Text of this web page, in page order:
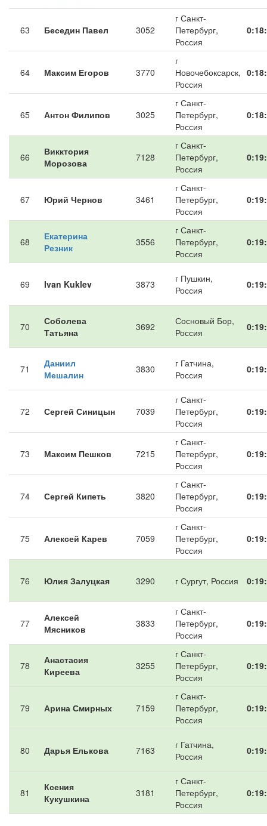
63 Беседин Павел 3052
г Санкт-
Петербург,
Россия
64 Максим Егоров 3770
г
Новочебоксарск,
Россия
65 Антон Филипов 3025
г Санкт-
Петербург,
Россия
66
Викктория
Морозова
7128
г Санкт-
Петербург,
Россия
67 Юрий Чернов 3461
г Санкт-
Петербург,
Россия
68
Екатерина
Резник
3556
г Санкт-
Петербург,
Россия
69 Ivan Kuklev 3873
г Пушкин,
Россия
70
Соболева
Татьяна
3692
Сосновый Бор,
Россия
71
Даниил
Мешалин
3830
г Гатчина,
Россия
72 Сергей Синицын 7039
г Санкт-
Петербург,
Россия
73 Максим Пешков 7215
г Санкт-
Петербург,
Россия
74 Сергей Кипеть 3820
г Санкт-
Петербург,
Россия
75 Алексей Карев 7059
г Санкт-
Петербург,
Россия
76 Юлия Залуцкая 3290 г Сургут, Россия
77
Алексей
Мясников
3833
г Санкт-
Петербург,
Россия
78
Анастасия
Киреева
3255
г Санкт-
Петербург,
Россия
79 Арина Смирных 7159
г Санкт-
Петербург,
Россия
80 Дарья Елькова 7163
г Гатчина,
Россия
81
Ксения
Кукушкина
3181
г Санкт-
Петербург,
Россия